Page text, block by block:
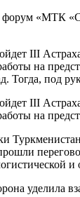
«МТК
III
на
Тогда, под
III
на
и
уделила